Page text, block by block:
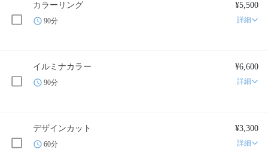
カラーリング ¥5,500
90分 詳細
イルミナカラー ¥6,600
90分 詳細
デザインカット ¥3,300
60分 詳細